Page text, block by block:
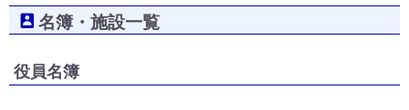
名簿・施設一覧
役員名簿